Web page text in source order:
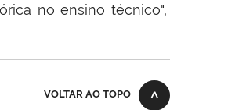
no ensino técnico",
VOLTAR AO TOPO